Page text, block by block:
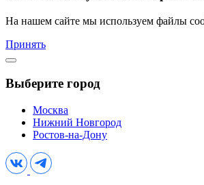
На нашем сайте мы используем файлы
Принять
Выберите город
Москва
Нижний Новгород
Ростов-на-Дону